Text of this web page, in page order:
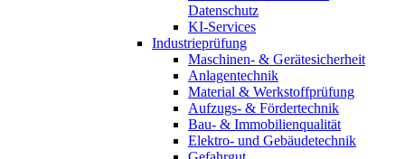
Datenschutz
KI-Services
Industrieprüfung
Maschinen- & Gerätesicherheit
Anlagentechnik
Material & Werkstoffprüfung
Aufzugs- & Fördertechnik
Bau- & Immobilienqualität
Elektro- und Gebäudetechnik